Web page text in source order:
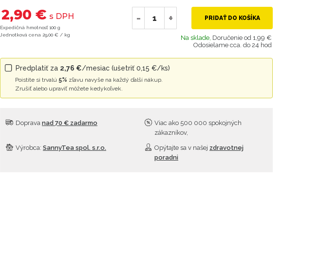
2,90 € s DPH
Expedičná hmotnosť 100 g
Jednotková cena 29,00 € / kg
- + PRIDAŤ DO KOŠÍKA
Na sklade, Doručenie od 1,99 €
Odosielame cca. do 24 hod
Predplatiť za 2,76 €/mesiac (ušetriť 0,15 €/ks)
Poistite si trvalú 5% zľavu navyše na každý ďalší nákup.
Zrušiť alebo upraviť môžete kedykoľvek.
Doprava nad 70 € zadarmo
Viac ako 500 000 spokojných
zákazníkov,
Výrobca: SannyTea spol. s.r.o. Opýtajte sa v našej zdravotnej
poradni